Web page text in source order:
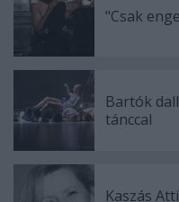
"Csak
Bartók
tánccal
Kaszás